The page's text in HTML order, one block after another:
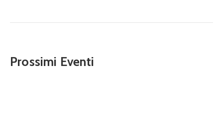
Prossimi Eventi